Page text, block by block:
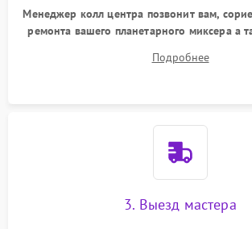
Менеджер колл центра позвонит вам,
ремонта вашего планетарного миксера а
Подробнее
3. Выезд мастера